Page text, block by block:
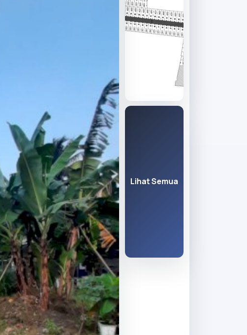
Lihat Semua